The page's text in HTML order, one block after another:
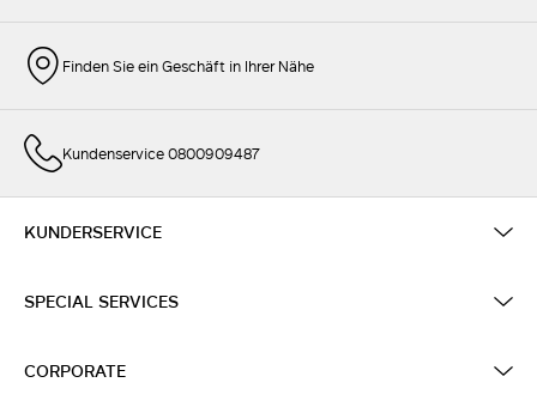
Finden Sie ein Geschäft in Ihrer Nähe
Kundenservice 0800909487
KUNDERSERVICE
SPECIAL SERVICES
CORPORATE